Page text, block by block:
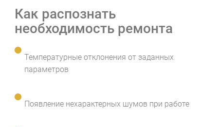
Как распознать
необходимость ремонта
Температурные отклонения от заданных
параметров
Появление нехарактерных шумов при работе